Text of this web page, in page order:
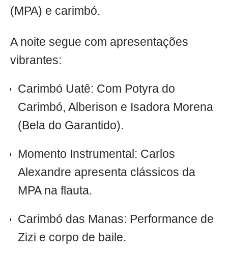
(MPA) e carimbó.
A noite segue com apresentações
vibrantes:
Carimbó Uatê: Com Potyra do
Carimbó, Alberison e Isadora Morena
(Bela do Garantido).
Momento Instrumental: Carlos
Alexandre apresenta clássicos da
MPA na flauta.
Carimbó das Manas: Performance de
Zizi e corpo de baile.